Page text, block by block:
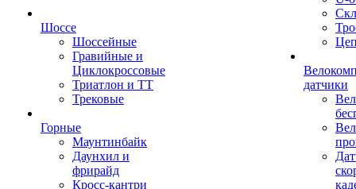
Шоссе
Шоссейные
Гравийные и
Циклокроссовые
Триатлон и ТТ
Трековые
Горные
Маунтинбайк
Даунхил и
фрирайд
Кросс-кантри
датчики